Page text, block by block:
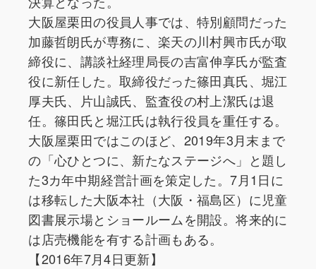
大阪屋栗田の役員人事では、特別顧問だった
加藤哲朗氏が専務に、楽天の川村興市氏が取
締役に、講談社経理局長の吉富伸享氏が監査
役に新任した。取締役だった篠田真氏、堀江
厚夫氏、片山誠氏、監査役の村上潔氏は退
任。篠田氏と堀江氏は執行役員を重任する。
大阪屋栗田ではこのほど、2019年3月末まで
の「心ひとつに、新たなステージへ」と題し
た3カ年中期経営計画を策定した。7月1日に
は移転した大阪本社（大阪・福島区）に児童
図書展示場とショールームを開設。将来的に
は店売機能を有する計画もある。
【2016年7月4日更新】